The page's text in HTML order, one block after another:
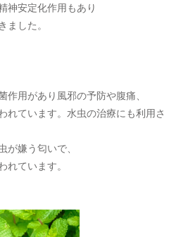
神安定化作用もあり
した。
作用があり風邪の予防や腹痛、
れています。水虫の治療にも利用さ
が嫌う匂いで、
れています。